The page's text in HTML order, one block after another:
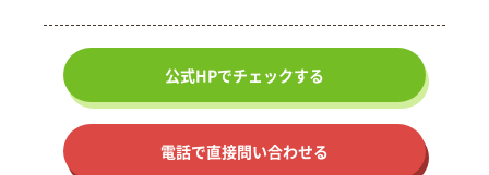
公式HPでチェックする
電話で直接問い合わせる